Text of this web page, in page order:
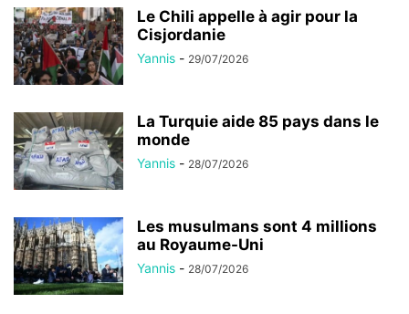
Le Chili appelle à agir pour la
Cisjordanie
Yannis - 29/07/2026
La Turquie aide 85 pays dans le
monde
Yannis - 28/07/2026
Les musulmans sont 4 millions
au Royaume-Uni
Yannis - 28/07/2026